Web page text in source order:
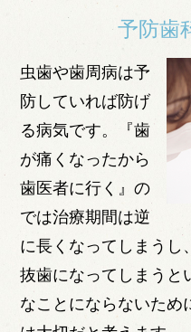
予防歯
虫歯や歯周病は予
防していれば防げ
る病気です。『歯
が痛くなったから
歯医者に行く』の
では治療期間は逆
に長くなってしまうし
抜歯になってしまうと
なことにならないため